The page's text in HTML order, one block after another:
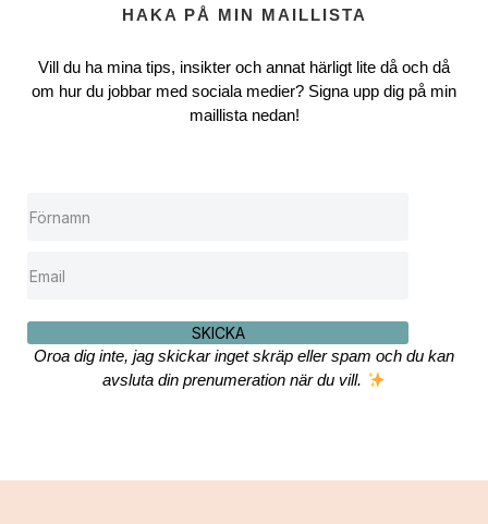
HAKA PÅ MIN MAILLISTA
Vill du ha mina tips, insikter och annat härligt lite då och då
om hur du jobbar med sociala medier? Signa upp dig på min
maillista nedan!
SKICKA
Oroa dig inte, jag skickar inget skräp eller spam och du kan
avsluta din prenumeration när du vill.